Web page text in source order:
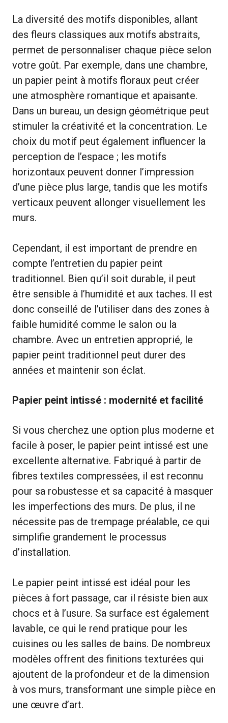
La diversité des motifs disponibles, allant
des fleurs classiques aux motifs abstraits,
permet de personnaliser chaque pièce selon
votre goût. Par exemple, dans une chambre,
un papier peint à motifs floraux peut créer
une atmosphère romantique et apaisante.
Dans un bureau, un design géométrique peut
stimuler la créativité et la concentration. Le
choix du motif peut également influencer la
perception de l’espace ; les motifs
horizontaux peuvent donner l’impression
d’une pièce plus large, tandis que les motifs
verticaux peuvent allonger visuellement les
murs.
Cependant, il est important de prendre en
compte l’entretien du papier peint
traditionnel. Bien qu’il soit durable, il peut
être sensible à l’humidité et aux taches. Il est
donc conseillé de l’utiliser dans des zones à
faible humidité comme le salon ou la
chambre. Avec un entretien approprié, le
papier peint traditionnel peut durer des
années et maintenir son éclat.
Papier peint intissé : modernité et facilité
Si vous cherchez une option plus moderne et
facile à poser, le papier peint intissé est une
excellente alternative. Fabriqué à partir de
fibres textiles compressées, il est reconnu
pour sa robustesse et sa capacité à masquer
les imperfections des murs. De plus, il ne
nécessite pas de trempage préalable, ce qui
simplifie grandement le processus
d’installation.
Le papier peint intissé est idéal pour les
pièces à fort passage, car il résiste bien aux
chocs et à l’usure. Sa surface est également
lavable, ce qui le rend pratique pour les
cuisines ou les salles de bains. De nombreux
modèles offrent des finitions texturées qui
ajoutent de la profondeur et de la dimension
à vos murs, transformant une simple pièce en
une œuvre d’art.